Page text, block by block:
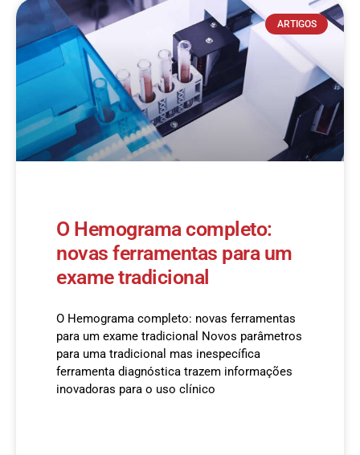
ARTIGOS
O Hemograma completo:
novas ferramentas para um
exame tradicional
O Hemograma completo: novas ferramentas
para um exame tradicional Novos parâmetros
para uma tradicional mas inespecífica
ferramenta diagnóstica trazem informações
inovadoras para o uso clínico